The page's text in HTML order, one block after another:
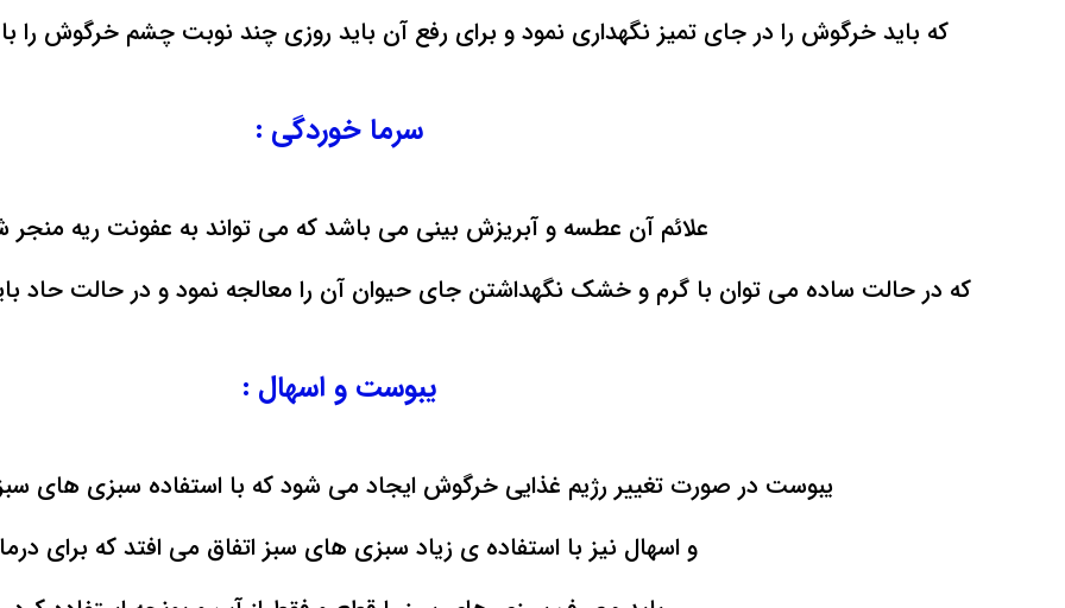
که باید خرگوش را در جای تمیز نگهداری نمود و برای رفع آن باید روزی چند نوبت چشم خرگوش
سرما خوردگی :
علائم آن عطسه و آبریزش بینی می باشد که می تواند به عفونت ریه منجر
که در حالت ساده می توان با گرم و خشک نگهداشتن جای حیوان آن را معالجه نمود و در حالت حاد
یبوست و اسهال :
یبوست در صورت تغییر رژیم غذایی خرگوش ایجاد می شود که با استفاده سبزی های
و اسهال نیز با استفاده ی زیاد سبزی های سبز اتفاق می افتد که برای